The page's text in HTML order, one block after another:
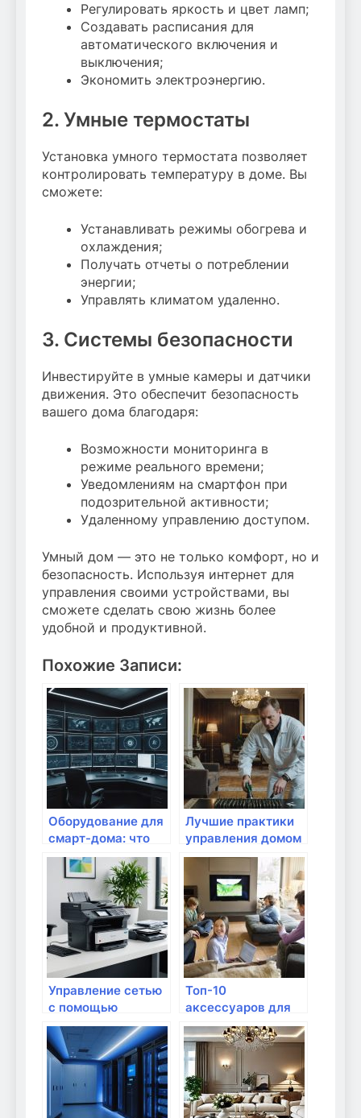
Регулировать яркость и цвет ламп;
Создавать расписания для
автоматического включения и
выключения;
Экономить электроэнергию.
2. Умные термостаты
Установка умного термостата позволяет
контролировать температуру в доме. Вы
сможете:
Устанавливать режимы обогрева и
охлаждения;
Получать отчеты о потреблении
энергии;
Управлять климатом удаленно.
3. Системы безопасности
Инвестируйте в умные камеры и датчики
движения. Это обеспечит безопасность
вашего дома благодаря:
Возможности мониторинга в
режиме реального времени;
Уведомлениям на смартфон при
подозрительной активности;
Удаленному управлению доступом.
Умный дом — это не только комфорт, но и
безопасность. Используя интернет для
управления своими устройствами, вы
сможете сделать свою жизнь более
удобной и продуктивной.
Похожие Записи:
Оборудование для
смарт-дома: что
выбрать?
Лучшие практики
управления домом
через интернет
Управление сетью
с помощью
мобильного
приложения
Топ-10
аксессуаров для
домашнего
интернета